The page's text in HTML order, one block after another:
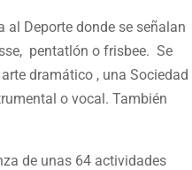
al Deporte donde se señalan
pentatlón o frisbee. Se
dramático , una Sociedad
o vocal. También
de unas 64 actividades